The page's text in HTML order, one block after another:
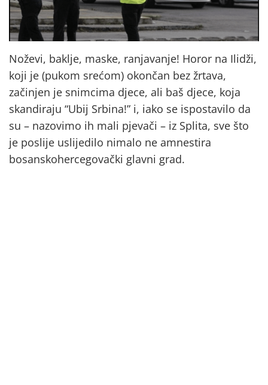
Noževi, baklje, maske, ranjavanje! Horor na Ilidži,
koji je (pukom srećom) okončan bez žrtava,
začinjen je snimcima djece, ali baš djece, koja
skandiraju “Ubij Srbina!” i, iako se ispostavilo da
su – nazovimo ih mali pjevači – iz Splita, sve što
je poslije uslijedilo nimalo ne amnestira
bosanskohercegovački glavni grad.